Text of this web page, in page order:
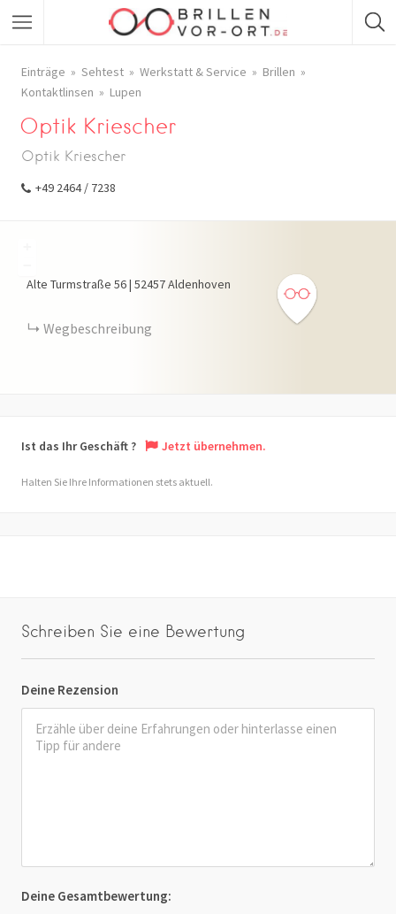
Einträge Sehtest Werkstatt & Service
Brillen
Kontaktlinsen
Lupen
Optik Kriescher
Optik Kriescher
+49 2464 / 7238
Alte Turmstraße 56| 52457Aldenhoven
Wegbeschreibung
Ist das Ihr Geschäft ? Jetzt übernehmen.
Halten Sie Ihre Informationen stets aktuell.
Schreiben Sie eine Bewertung
Deine Rezension
Deine Gesamtbewertung: